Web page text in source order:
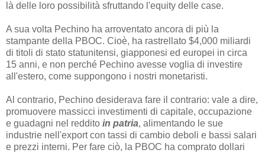
là delle loro possibilità sfruttando l'equity delle case.
A sua volta Pechino ha arroventato ancora di più la
stampante della PBOC. Cioè, ha rastrellato $4,000 miliardi
di titoli di stato statunitensi, giapponesi ed europei in circa
15 anni, e non perché Pechino avesse voglia di investire
all'estero, come suppongono i nostri monetaristi.
Al contrario, Pechino desiderava fare il contrario: vale a dire,
promuovere massicci investimenti di capitale, occupazione
e guadagni nel reddito in patria, alimentando le sue
industrie nell'export con tassi di cambio deboli e bassi salari
e prezzi interni. Per fare ciò, la PBOC ha comprato dollari